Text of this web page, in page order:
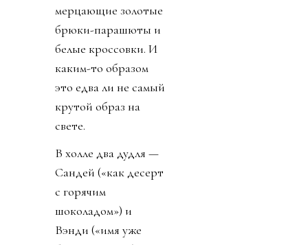
подъездную
дорожку: «Пару
минут вас слегка
оставят в покое».